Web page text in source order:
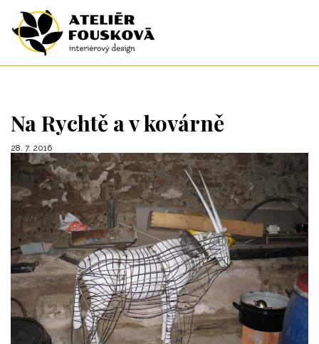
Na Rychtě a v kovárně
28. 7. 2016